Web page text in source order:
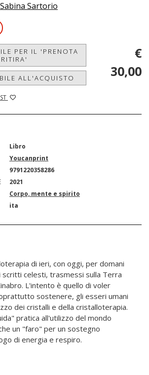
Sabina Sartorio
PER IL 'PRENOTA
ALL'ACQUISTO
€
30,00
Libro
Youcanprint
9791220358286
2021
Corpo, mente e spirito
ita
di ieri, con oggi, per domani
scritti celesti, trasmessi sulla Terra
L'intento è quello di voler
sostenere, gli esseri umani
dei cristalli e della cristalloterapia.
pratica all'utilizzo del mondo
un "faro" per un sostegno
di energia e respiro.